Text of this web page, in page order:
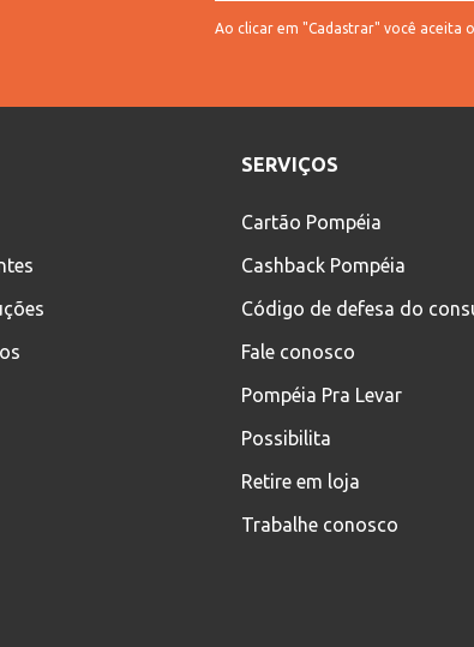
Ao clicar em "Cadastrar" você aceita
SERVIÇOS
Cartão Pompéia
Cashback Pompéia
Código de defesa do
Fale conosco
Pompéia Pra Levar
Possibilita
Retire em loja
Trabalhe conosco